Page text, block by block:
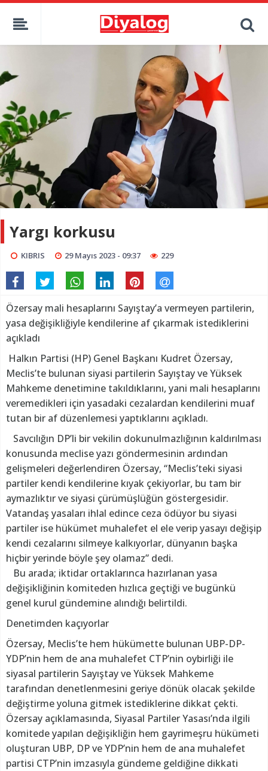
Yargı korkusu
KIBRIS 29 Mayıs 2023 - 09:37 229
Özersay mali hesaplarını Sayıştay’a vermeyen partilerin,
yasa değişikliğiyle kendilerine af çıkarmak istediklerini
açıkladı
Halkın Partisi (HP) Genel Başkanı Kudret Özersay,
Meclis’te bulunan siyasi partilerin Sayıştay ve Yüksek
Mahkeme denetimine takıldıklarını, yani mali hesaplarını
veremedikleri için yasadaki cezalardan kendilerini muaf
tutan bir af düzenlemesi yaptıklarını açıkladı.
Savcılığın DP’li bir vekilin dokunulmazlığının kaldırılması
konusunda meclise yazı göndermesinin ardından
gelişmeleri değerlendiren Özersay, “Meclis’teki siyasi
partiler kendi kendilerine kıyak çekiyorlar, bu tam bir
aymazlıktır ve siyasi çürümüşlüğün göstergesidir.
Vatandaş yasaları ihlal edince ceza ödüyor bu siyasi
partiler ise hükümet muhalefet el ele verip yasayı değişip
kendi cezalarını silmeye kalkıyorlar, dünyanın başka
hiçbir yerinde böyle şey olamaz” dedi.
Bu arada; iktidar ortaklarınca hazırlanan yasa
değişikliğinin komiteden hızlıca geçtiği ve bugünkü
genel kurul gündemine alındığı belirtildi.
Denetimden kaçıyorlar
Özersay, Meclis’te hem hükümette bulunan UBP-DP-
YDP’nin hem de ana muhalefet CTP’nin oybirliği ile
siyasal partilerin Sayıştay ve Yüksek Mahkeme
tarafından denetlenmesini geriye dönük olacak şekilde
değiştirme yoluna gitmek istediklerine dikkat çekti.
Özersay açıklamasında, Siyasal Partiler Yasası’nda ilgili
komitede yapılan değişikliğin hem gayrimeşru hükümeti
oluşturan UBP, DP ve YDP’nin hem de ana muhalefet
partisi CTP’nin imzasıyla gündeme geldiğine dikkati